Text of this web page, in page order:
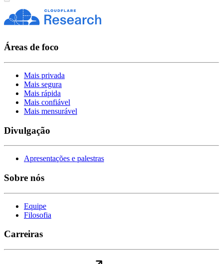
Áreas de foco
Mais privada
Mais segura
Mais rápida
Mais confiável
Mais mensurável
Divulgação
Apresentações e palestras
Sobre nós
Equipe
Filosofia
Carreiras